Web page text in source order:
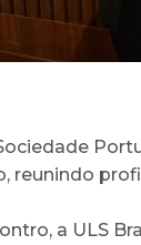
reunindo
a ULS